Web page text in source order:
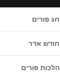
חג פורים
חודש אדר
הלכות פורים